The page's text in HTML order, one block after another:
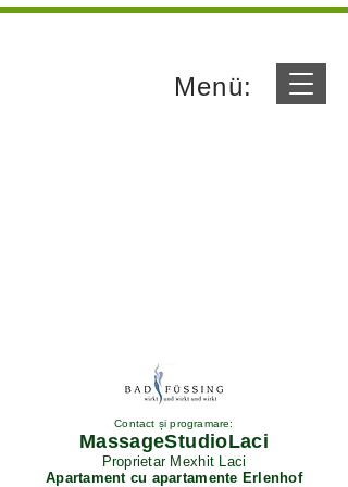
Menü:
Contact și programare:
MassageStudioLaci
Proprietar Mexhit Laci
Apartament cu apartamente Erlenhof